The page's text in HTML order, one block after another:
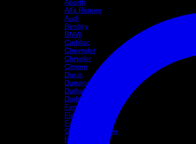
Abarth
Alfa Romeo
Audi
Bentley
BMW
Cadillac
Chevrolet
Chrysler
Citroen
Dacia
Daewoo
Daihatsu
Dodge
Ferrari
Fiat
Ford
Great Wall Motor
Holden